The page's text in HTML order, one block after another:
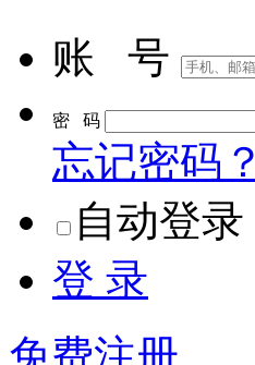
账 号
密 码
忘记密码？
自动登录
登 录
免费注册